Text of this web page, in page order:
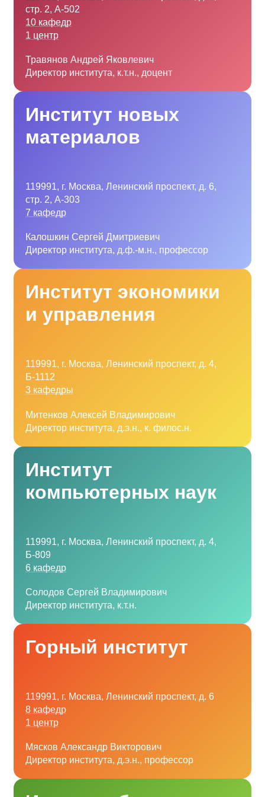
стр. 2, А-502
10 кафедр
1 центр
Травянов Андрей Яковлевич
Директор института, к.т.н., доцент
Институт новых
материалов
119991, г. Москва, Ленинский проспект, д. 6,
стр. 2, А-303
7 кафедр
Калошкин Сергей Дмитриевич
Директор института, д.ф.-м.н., профессор
Институт экономики
и управления
119991, г. Москва, Ленинский проспект, д. 4,
Б-1112
3 кафедры
Митенков Алексей Владимирович
Директор института, д.э.н., к. филос.н.
Институт
компьютерных наук
119991, г. Москва, Ленинский проспект, д. 4,
Б-809
6 кафедр
Солодов Сергей Владимирович
Директор института, к.т.н.
Горный институт
119991, г. Москва, Ленинский проспект, д. 6
8 кафедр
1 центр
Мясков Александр Викторович
Директор института, д.э.н., профессор